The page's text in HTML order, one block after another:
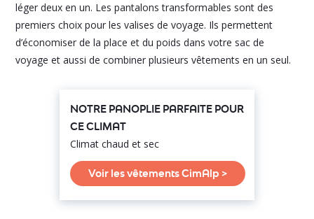
léger deux en un. Les pantalons transformables sont des
premiers choix pour les valises de voyage. Ils permettent
d’économiser de la place et du poids dans votre sac de
voyage et aussi de combiner plusieurs vêtements en un seul.
NOTRE PANOPLIE PARFAITE POUR
CE CLIMAT
Climat chaud et sec
Voir les vêtements CimAlp >